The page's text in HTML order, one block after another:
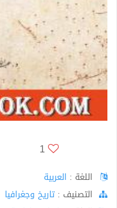
1
اللغة : العربية
اﻟﺘﺼﻨﻴﻒ : تاريخ وجغرافيا